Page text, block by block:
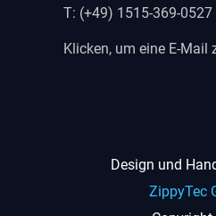
T: (+49) 1515-369-0527
Klicken, um eine E-Mail
Design und
ZippyTec